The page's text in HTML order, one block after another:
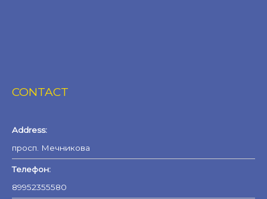
CONTACT
Address:
просп. Мечникова
Телефон:
89952355580